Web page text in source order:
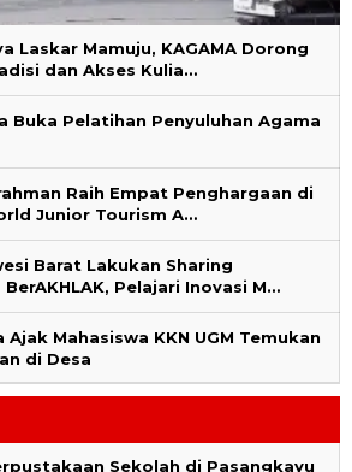
Laskar Mamuju, KAGAMA Dorong
dan Akses Kulia…
Buka Pelatihan Penyuluhan Agama
Raih Empat Penghargaan di
Junior Tourism A…
Barat Lakukan Sharing
Pelajari Inovasi M…
Ajak Mahasiswa KKN UGM Temukan
di Desa
Sekolah di Pasangkayu